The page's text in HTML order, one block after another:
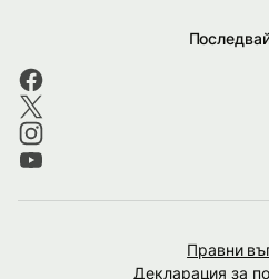
Правни
Декларация за